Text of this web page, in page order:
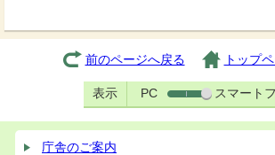
前のページへ戻る トップ
表示 PC スマート
庁舎のご案内